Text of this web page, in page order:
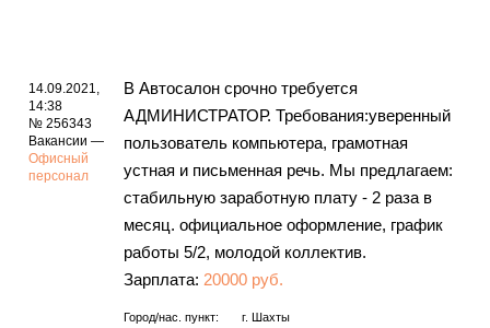
14.09.2021,
14:38
№ 256343
Вакансии —
Офисный
персонал
В Автосалон срочно требуется
АДМИНИСТРАТОР. Требования:уверенный
пользователь компьютера, грамотная
устная и письменная речь. Мы предлагаем:
стабильную заработную плату - 2 раза в
месяц. официальное оформление, график
работы 5/2, молодой коллектив.
Зарплата: 20000 руб.
Город/нас. пункт: г. Шахты